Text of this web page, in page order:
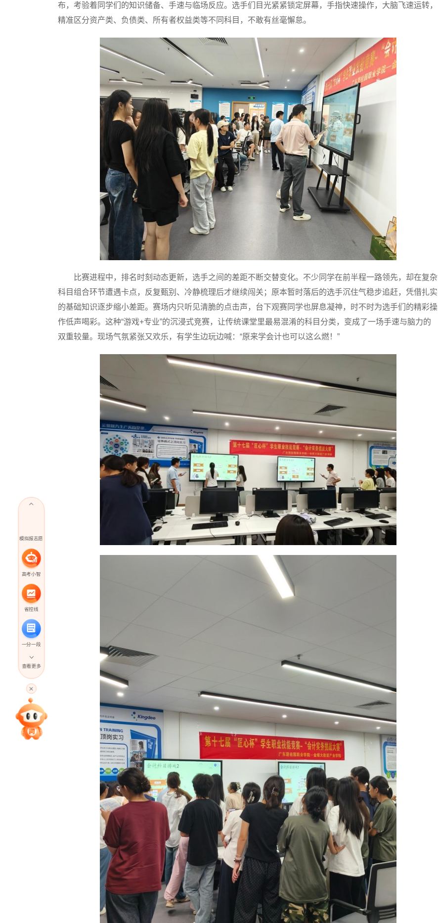
布，考验着同学们的知识储备、手速与临场反应。选手们目光紧紧锁定屏幕，手指快速操作，大脑飞速运转，
精准区分资产类、负债类、所有者权益类等不同科目，不敢有丝毫懈怠。
比赛进程中，排名时刻动态更新，选手之间的差距不断交替变化。不少同学在前半程一路领先，却在复杂
科目组合环节遭遇卡点，反复甄别、冷静梳理后才继续闯关；原本暂时落后的选手沉住气稳步追赶，凭借扎实
的基础知识逐步缩小差距。赛场内只听见清脆的点击声，台下观赛同学也屏息凝神，时不时为选手们的精彩操
作低声喝彩。这种“游戏+专业”的沉浸式竞赛，让传统课堂里最易混淆的科目分类，变成了一场手速与脑力的
双重较量。现场气氛紧张又欢乐，有学生边玩边喊：“原来学会计也可以这么燃！”
模拟报志愿
高考小智
省控线
一分一段
高考直播
专家指导课
查看更多